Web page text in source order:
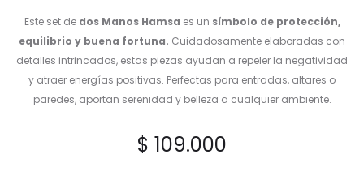
Este set de dos Manos Hamsa es un símbolo de protección,
equilibrio y buena fortuna. Cuidadosamente elaboradas con
detalles intrincados, estas piezas ayudan a repeler la negatividad
y atraer energías positivas. Perfectas para entradas, altares o
paredes, aportan serenidad y belleza a cualquier ambiente.
$ 109.000